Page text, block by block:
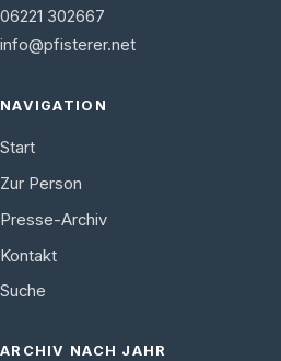
06221 302667
info@pfisterer.net
NAVIGATION
Start
Zur Person
Presse-Archiv
Kontakt
Suche
ARCHIV NACH JAHR